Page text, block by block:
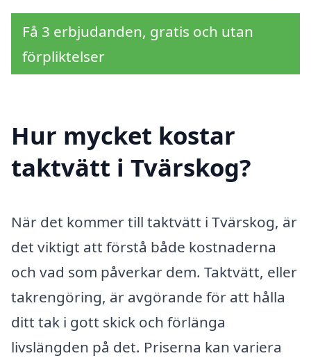
Få 3 erbjudanden, gratis och utan
förpliktelser
Hur mycket kostar
taktvätt i Tvärskog?
När det kommer till taktvätt i Tvärskog, är
det viktigt att förstå både kostnaderna
och vad som påverkar dem. Taktvätt, eller
takrengöring, är avgörande för att hålla
ditt tak i gott skick och förlänga
livslängden på det. Priserna kan variera